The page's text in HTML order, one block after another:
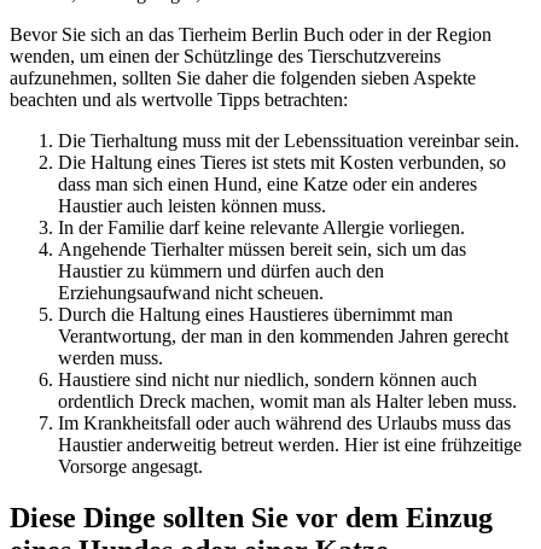
Bevor Sie sich an das Tierheim Berlin Buch oder in der Region
wenden, um einen der Schützlinge des Tierschutzvereins
aufzunehmen, sollten Sie daher die folgenden sieben Aspekte
beachten und als wertvolle Tipps betrachten:
Die Tierhaltung muss mit der Lebenssituation vereinbar sein.
Die Haltung eines Tieres ist stets mit Kosten verbunden, so
dass man sich einen Hund, eine Katze oder ein anderes
Haustier auch leisten können muss.
In der Familie darf keine relevante Allergie vorliegen.
Angehende Tierhalter müssen bereit sein, sich um das
Haustier zu kümmern und dürfen auch den
Erziehungsaufwand nicht scheuen.
Durch die Haltung eines Haustieres übernimmt man
Verantwortung, der man in den kommenden Jahren gerecht
werden muss.
Haustiere sind nicht nur niedlich, sondern können auch
ordentlich Dreck machen, womit man als Halter leben muss.
Im Krankheitsfall oder auch während des Urlaubs muss das
Haustier anderweitig betreut werden. Hier ist eine frühzeitige
Vorsorge angesagt.
Diese Dinge sollten Sie vor dem Einzug